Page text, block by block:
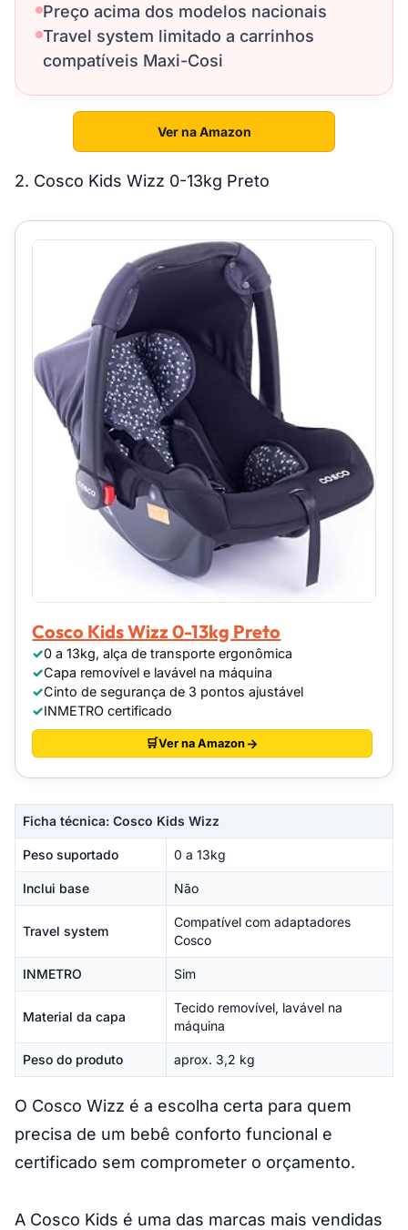
Preço acima dos modelos nacionais
Travel system limitado a carrinhos
compatíveis Maxi-Cosi
Ver na Amazon
2. Cosco Kids Wizz 0-13kg Preto
Cosco Kids Wizz 0-13kg Preto
0 a 13kg, alça de transporte ergonômica
Capa removível e lavável na máquina
Cinto de segurança de 3 pontos ajustável
INMETRO certificado
Ver na Amazon
Ficha técnica: Cosco Kids Wizz
Peso suportado 0 a 13kg
Inclui base Não
Travel system
Compatível com adaptadores
Cosco
INMETRO Sim
Material da capa
Tecido removível, lavável na
máquina
Peso do produto aprox. 3,2 kg
O Cosco Wizz é a escolha certa para quem
precisa de um bebê conforto funcional e
certificado sem comprometer o orçamento.
A Cosco Kids é uma das marcas mais vendidas